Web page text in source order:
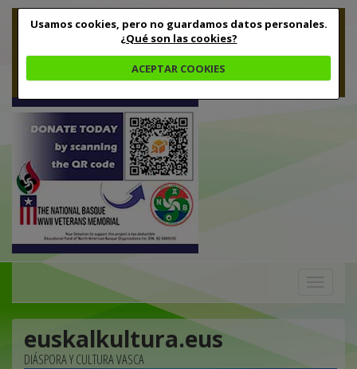
Usamos cookies, pero no guardamos datos personales.
¿Qué son las cookies?
ACEPTAR COOKIES
euskalkultura.eus
DIÁSPORA Y CULTURA VASCA